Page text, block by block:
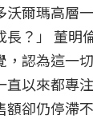
沃爾瑪高層
長？」 董明
，認為這一
直以來都專
卻仍停滯